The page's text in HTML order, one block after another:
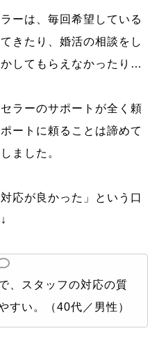
ーは、毎回希望している
きたり、婚活の相談をし
してもらえなかったり…
ラーのサポートが全く頼
ートに頼ることは諦めて
ました。
応が良かった」という口
、スタッフの対応の質
すい。（40代／男性）